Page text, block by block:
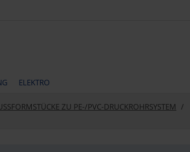
ELEKTRO
ZU PE-/PVC-DRUCKROHRSYSTEM